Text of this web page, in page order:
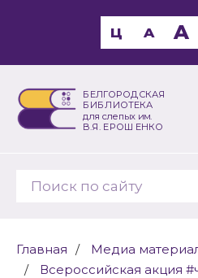
БЕЛГОРОДСКАЯ
БИБЛИОТЕКА
для слепых им.
В.Я. ЕРОШЕНКО
Ц A A
Главная Медиа
Всероссийская акция